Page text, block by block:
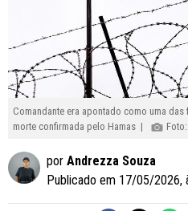
Comandante era apontado como uma
morte confirmada pelo Hamas |
por Andrezza Souza
Publicado em 17/05/2026,